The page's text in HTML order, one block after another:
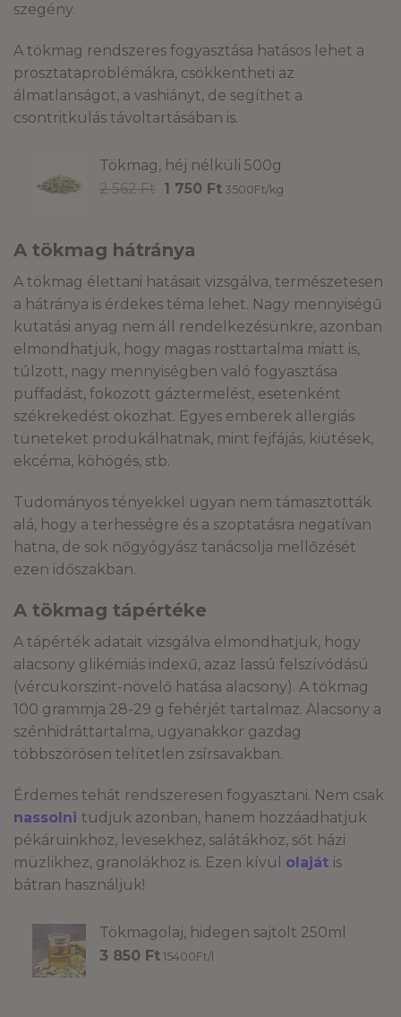
szegény.
A tökmag rendszeres fogyasztása hatásos lehet a
prosztataproblémákra, csökkentheti az
álmatlanságot, a vashiányt, de segíthet a
csontritkulás távoltartásában is.
Tökmag, héj nélküli 500g
2 562Ft Original
2
562 Ft.
1 750 FtCurrent
3500Ft/kg
A tökmag hátránya
A tökmag élettani hatásait vizsgálva, természetesen
a hátránya is érdekes téma lehet. Nagy mennyiségű
kutatási anyag nem áll rendelkezésünkre, azonban
elmondhatjuk, hogy magas rosttartalma miatt is,
túlzott, nagy mennyiségben való fogyasztása
puffadást, fokozott gáztermelést, esetenként
székrekedést okozhat. Egyes emberek allergiás
tüneteket produkálhatnak, mint fejfájás, kiütések,
ekcéma, köhögés, stb.
Tudományos tényekkel ugyan nem támasztották
alá, hogy a terhességre és a szoptatásra negatívan
hatna, de sok nőgyógyász tanácsolja mellőzését
ezen időszakban.
A tökmag tápértéke
A tápérték adatait vizsgálva elmondhatjuk, hogy
alacsony glikémiás indexű, azaz lassú felszívódású
(vércukorszint-növelő hatása alacsony). A tökmag
100 grammja 28-29 g fehérjét tartalmaz. Alacsony a
szénhidráttartalma, ugyanakkor gazdag
többszörösen telítetlen zsírsavakban.
Érdemes tehát rendszeresen fogyasztani. Nem csak
nassolni tudjuk azonban, hanem hozzáadhatjuk
pékáruinkhoz, levesekhez, salátákhoz, sőt házi
müzlikhez, granolákhoz is. Ezen kívül olaját is
bátran használjuk!
Tökmagolaj, hidegen sajtolt 250ml
3 850 Ft15400Ft/l